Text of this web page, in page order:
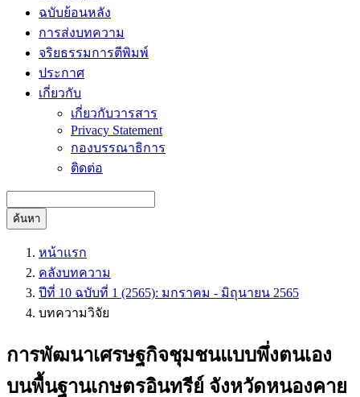
ฉบับย้อนหลัง
การส่งบทความ
จริยธรรมการตีพิมพ์
ประกาศ
เกี่ยวกับ
เกี่ยวกับวารสาร
Privacy Statement
กองบรรณาธิการ
ติดต่อ
ค้นหา
หน้าแรก
คลังบทความ
ปีที่ 10 ฉบับที่ 1 (2565): มกราคม - มิถุนายน 2565
บทความวิจัย
การพัฒนาเศรษฐกิจชุมชนแบบพึ่งตนเอง
บนพื้นฐานเกษตรอินทรีย์ จังหวัดหนองคาย